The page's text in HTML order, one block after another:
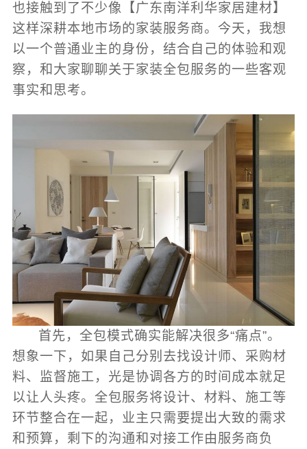
也接触到了不少像【广东南洋利华家居建材】
这样深耕本地市场的家装服务商。今天，我想
以一个普通业主的身份，结合自己的体验和观
察，和大家聊聊关于家装全包服务的一些客观
事实和思考。
首先，全包模式确实能解决很多“痛点”。
想象一下，如果自己分别去找设计师、采购材
料、监督施工，光是协调各方的时间成本就足
以让人头疼。全包服务将设计、材料、施工等
环节整合在一起，业主只需要提出大致的需求
和预算，剩下的沟通和对接工作由服务商负